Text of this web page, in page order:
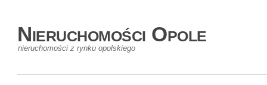
Nieruchomości Opole
nieruchomości z rynku opolskiego